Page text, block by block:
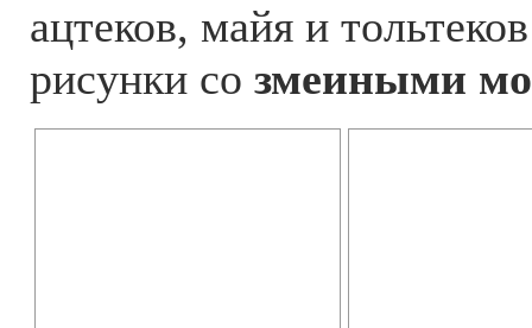
ацтеков, майя и
рисунки со змеиными